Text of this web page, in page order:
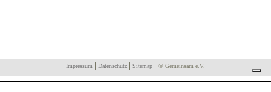
Impressum Datenschutz Sitemap © Gemeinsam e.V.